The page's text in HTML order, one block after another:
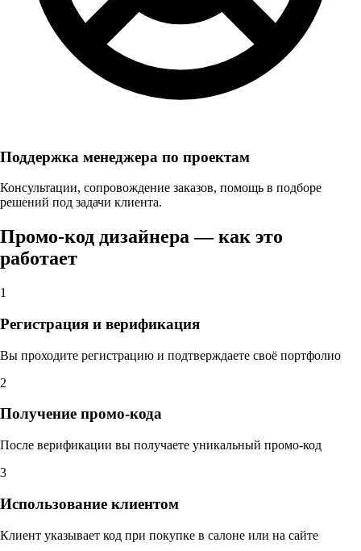
Поддержка менеджера по проектам
Консультации, сопровождение заказов, помощь в подборе
решений под задачи клиента.
Промо-код дизайнера — как это
работает
1
Регистрация и верификация
Вы проходите регистрацию и подтверждаете своё портфолио
2
Получение промо-кода
После верификации вы получаете уникальный промо-код
3
Использование клиентом
Клиент указывает код при покупке в салоне или на сайте